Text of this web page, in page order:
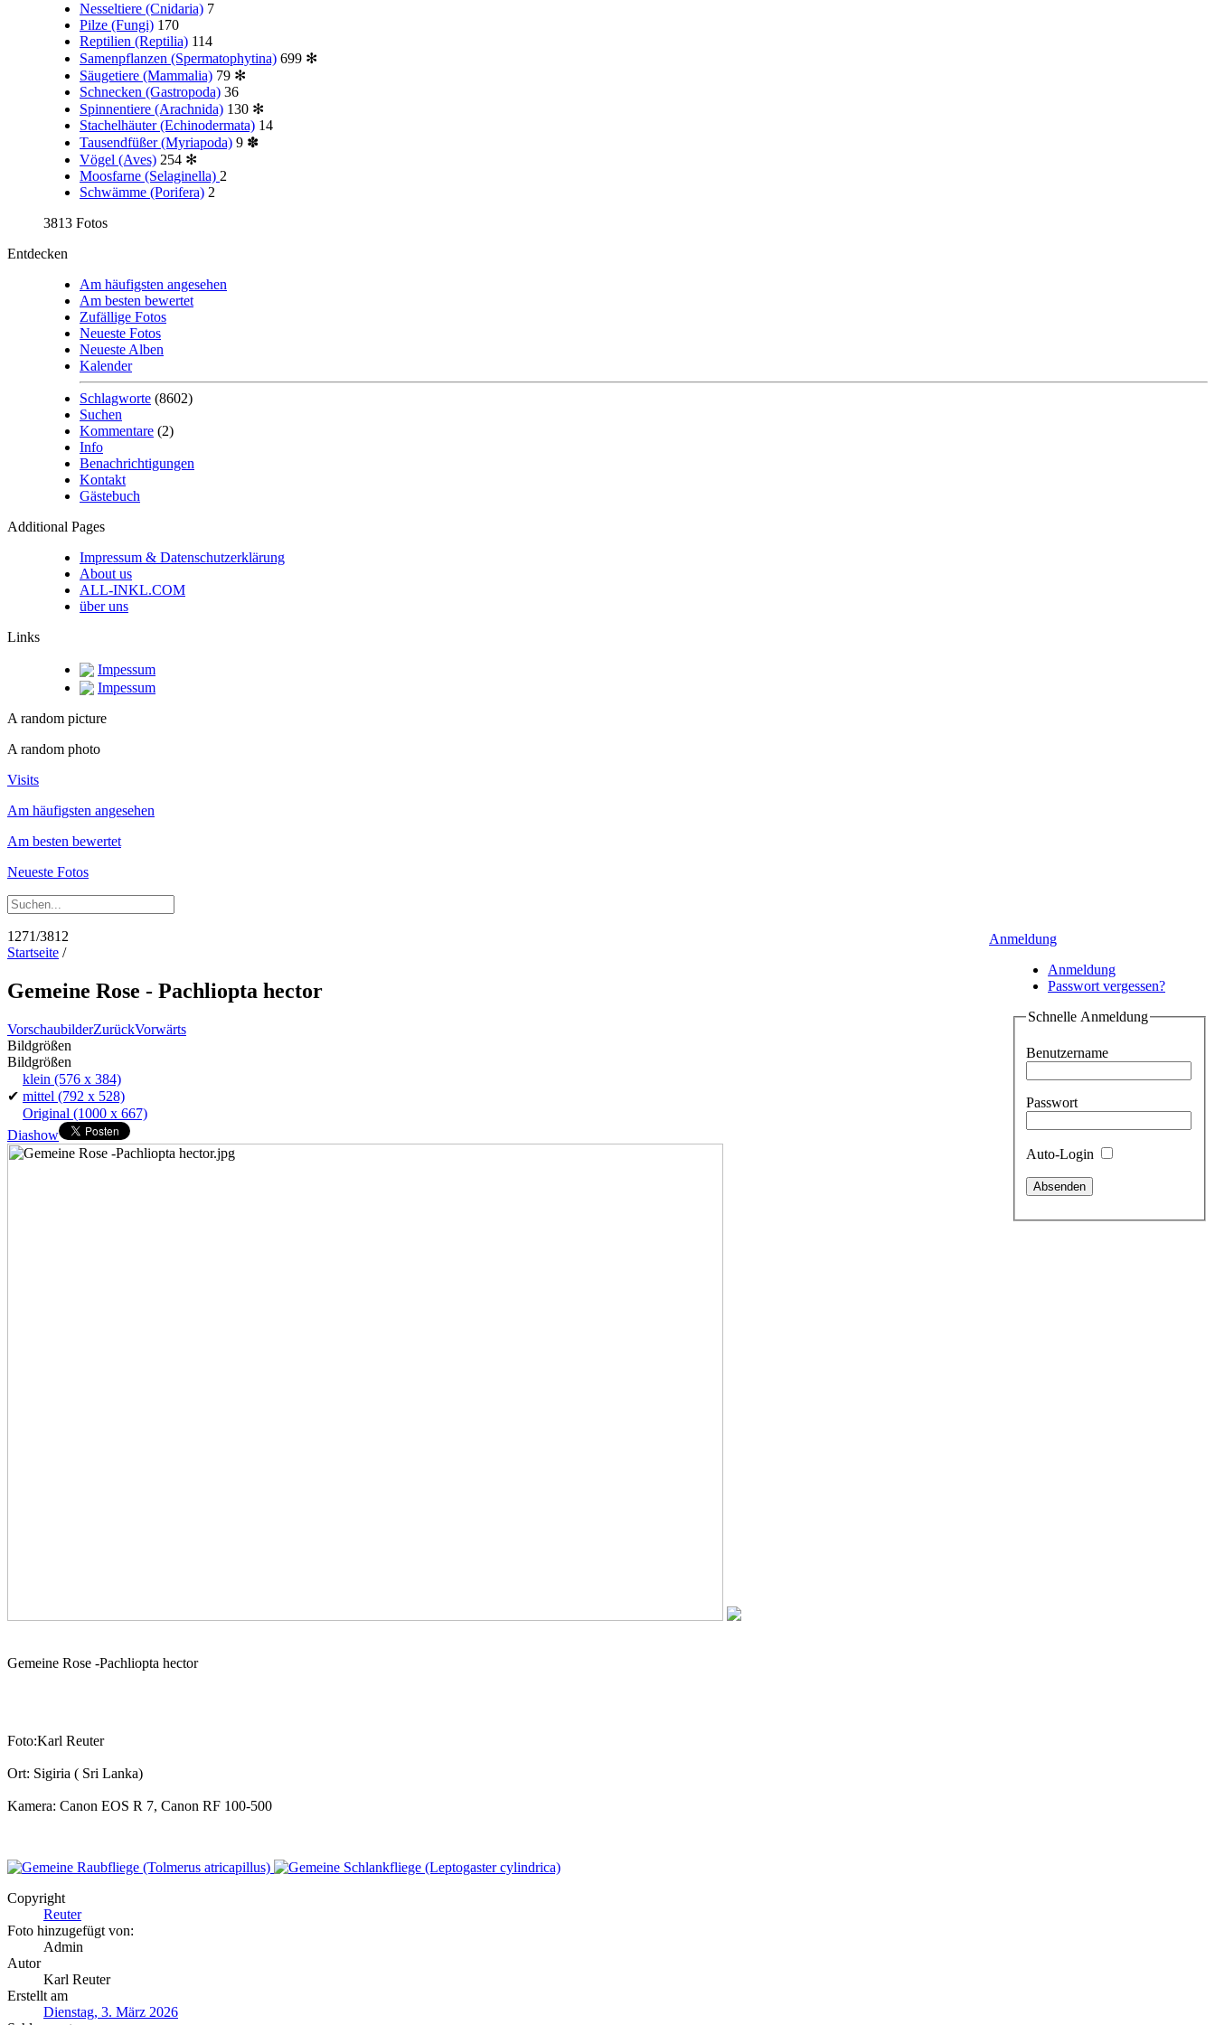
Nesseltiere (Cnidaria) 7
Pilze (Fungi) 170
Reptilien (Reptilia) 114
Samenpflanzen (Spermatophytina) 699 ✻
Säugetiere (Mammalia) 79 ✻
Schnecken (Gastropoda) 36
Spinnentiere (Arachnida) 130 ✻
Stachelhäuter (Echinodermata) 14
Tausendfüßer (Myriapoda) 9 ✽
Vögel (Aves) 254 ✻
Moosfarne (Selaginella) 2
Schwämme (Porifera) 2
3813 Fotos
Entdecken
Am häufigsten angesehen
Am besten bewertet
Zufällige Fotos
Neueste Fotos
Neueste Alben
Kalender
Schlagworte (8602)
Suchen
Kommentare (2)
Info
Benachrichtigungen
Kontakt
Gästebuch
Additional Pages
Impressum & Datenschutzerklärung
About us
ALL-INKL.COM
über uns
Links
Impessum
Impessum
A random picture
A random photo
Visits
Am häufigsten angesehen
Am besten bewertet
Neueste Fotos
Anmeldung
Anmeldung
Passwort vergessen?
Schnelle Anmeldung
Benutzername
Passwort
Auto-Login
1271/3812
Startseite /
Gemeine Rose - Pachliopta hector
VorschaubilderZurückVorwärts
Bildgrößen
Bildgrößen
klein (576 x 384)
✔ mittel (792 x 528)
Original (1000 x 667)
Diashow
Gemeine Rose -Pachliopta hector
Foto:Karl Reuter
Ort: Sigiria ( Sri Lanka)
Kamera: Canon EOS R 7, Canon RF 100-500
Copyright
Reuter
Foto hinzugefügt von:
Admin
Autor
Karl Reuter
Erstellt am
Dienstag, 3. März 2026